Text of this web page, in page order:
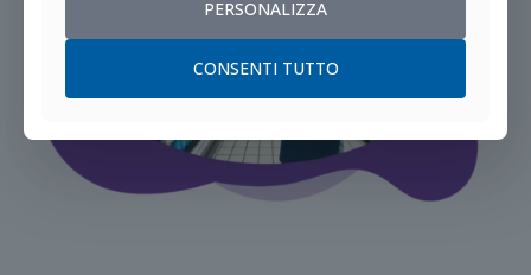
PERSONALIZZA
CONSENTI TUTTO